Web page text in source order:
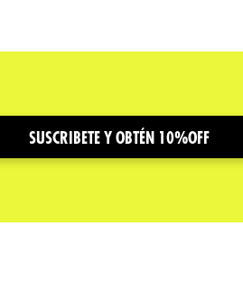
SUSCRIBETE Y OBTÉN 10%OFF